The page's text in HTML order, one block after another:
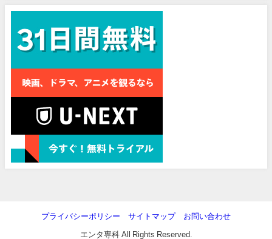
プライバシーポリシー サイトマップ お問い合わせ
エンタ専科 All Rights Reserved.